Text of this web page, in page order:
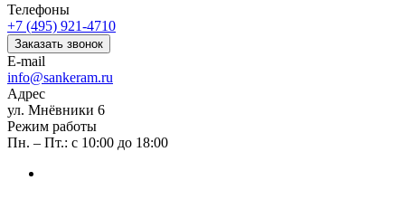
Телефоны
+7 (495) 921-4710
Заказать звонок
E-mail
info@sankeram.ru
Адрес
ул. Мнёвники 6
Режим работы
Пн. – Пт.: с 10:00 до 18:00